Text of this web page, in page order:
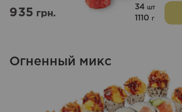
935грн.
34 шт
1110 г
Огненный микс